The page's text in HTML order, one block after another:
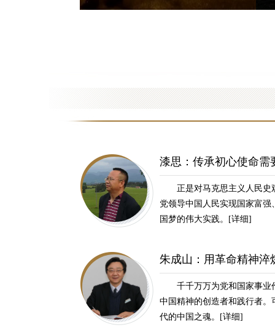
漆思：传承初心使命需
正是对马克思主义人民
党领导中国人民实现国家富
国梦的伟大实践。
[详细]
朱成山：用革命精神淬
千千万万为党和国家事业
中国精神的创造者和践行者
代的中国之魂。
[详细]